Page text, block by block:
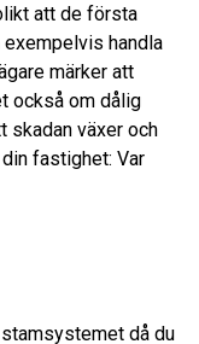
att de första
handla
märker att
också om dålig
skadan växer och
fastighet: Var
då du